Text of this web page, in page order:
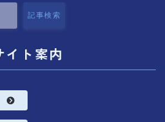
記事検索
イト案内